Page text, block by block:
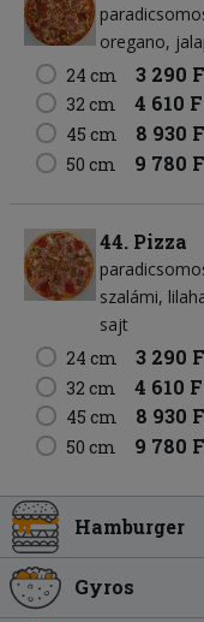
oregano
24 cm
3 290
32 cm 4 610
45 cm 8 930
50 cm 9 780
44. Pizza
szalámi
sajt
24 cm
3 290
32 cm 4 610
45 cm 8 930
50 cm 9 780
Hamburger
Gyros